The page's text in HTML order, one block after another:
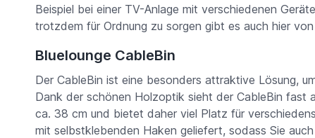
Beispiel bei einer TV-Anlage mit verschiedenen
trotzdem für Ordnung zu sorgen gibt es auch hier
Bluelounge CableBin
Der CableBin ist eine besonders attraktive Lösung,
Dank der schönen Holzoptik sieht der CableBin fast
ca. 38 cm und bietet daher viel Platz für
mit selbstklebenden Haken geliefert, sodass Sie